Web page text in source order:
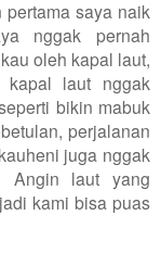
saya naik
nggak pernah
oleh kapal laut,
laut nggak
bikin mabuk
perjalanan
juga nggak
Angin laut yang
kami bisa puas